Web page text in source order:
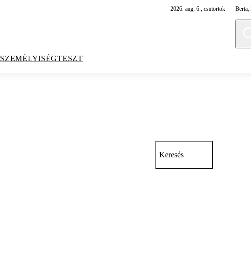
2026. aug. 6., csütörtök Berta,
SZEMÉLYISÉGTESZT
Keresés